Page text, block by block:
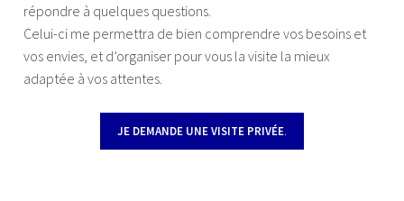
répondre à quelques questions.
Celui-ci me permettra de bien comprendre vos besoins et
vos envies, et d’organiser pour vous la visite la mieux
adaptée à vos attentes.
JE DEMANDE UNE VISITE PRIVÉE.